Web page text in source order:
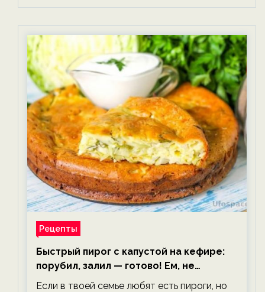
Рецепты
Быстрый пирог с капустой на кефире:
порубил, залил — готово! Ем, не
тревожась о фигуре!
Если в твоей семье любят есть пироги, но